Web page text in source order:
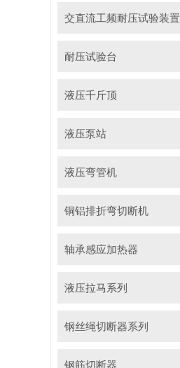
交直流工频耐压试验装置
耐压试验台
液压千斤顶
液压泵站
液压弯管机
铜铝排折弯切断机
轴承感应加热器
液压拉马系列
钢丝绳切断器系列
钢筋切断器